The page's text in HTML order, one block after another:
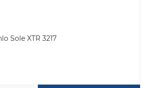
Sole XTR 3217